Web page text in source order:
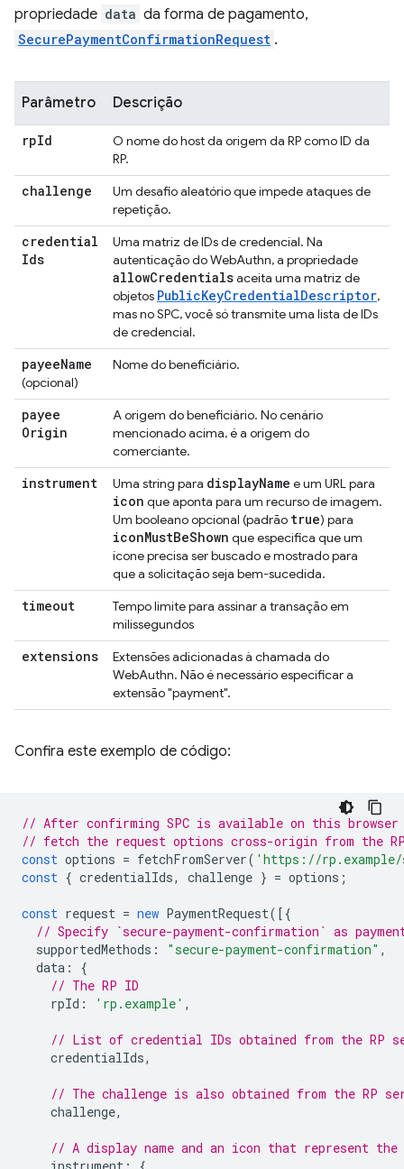
propriedade data da forma de pagamento,
SecurePaymentConfirmationRequest .
Parâmetro Descrição
rpId
O nome do host da origem da RP como ID da
RP.
challenge
Um desafio aleatório que impede ataques de
repetição.
credential
Ids
Uma matriz de IDs de credencial. Na
autenticação do WebAuthn, a propriedade
allowCredentialsaceita uma matriz de
objetos PublicKeyCredentialDescriptor,
mas no SPC, você só transmite uma lista de IDs
de credencial.
payeeName
(opcional)
Nome do beneficiário.
payee
Origin
A origem do beneficiário. No cenário
mencionado acima, é a origem do
comerciante.
instrument Uma string para displayName e um URL para
icon que aponta para um recurso de imagem.
Um booleano opcional (padrão true) para
iconMustBeShown que especifica que um
ícone precisa ser buscado e mostrado para
que a solicitação seja bem-sucedida.
timeout
Tempo limite para assinar a transação em
milissegundos
extensions
Extensões adicionadas à chamada do
WebAuthn. Não é necessário especificar a
extensão "payment".
Confira este exemplo de código:
// After confirming SPC is available on this
// fetch the request options cross-origin from the
const options = fetchFromServer( 'https://rp.example/
const { credentialIds, challenge } = options ;
const request = new PaymentRequest([{
// Specify `secure-payment-confirmation` as
supportedMethods : "secure-payment-confirmation" ,
data :
{
// The RP ID
rpId : 'rp.example' ,
// List of credential IDs obtained from the RP
credentialIds,
// The challenge is also obtained from the RP
challenge,
// A display name and an icon that represent the